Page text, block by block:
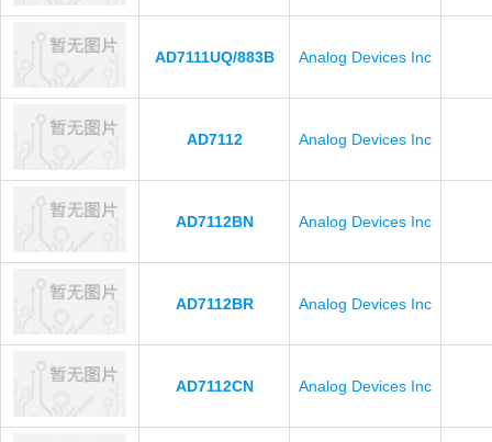
AD7111UQ/883B Analog Devices Inc
AD7112 Analog Devices Inc
AD7112BN Analog Devices Inc
AD7112BR Analog Devices Inc
AD7112CN Analog Devices Inc